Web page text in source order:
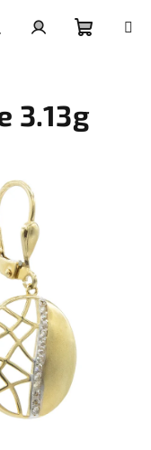
košík
3.13g